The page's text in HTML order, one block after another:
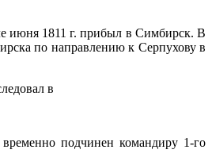
июня 1811 г. прибыл в Симбирск. В
по направлению к Серпухову в
в
подчинен командиру 1-го